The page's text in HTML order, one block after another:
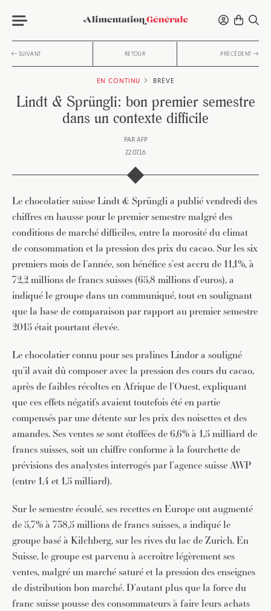
SUIVANT RETOUR PRÉCÉDENT
EN CONTINU BRÈVE
Lindt & Sprüngli: bon premier semestre
dans un contexte difficile
PAR AFP
22.07.16
Le chocolatier suisse Lindt & Sprüngli a publié vendredi des
chiffres en hausse pour le premier semestre malgré des
conditions de marché difficiles, entre la morosité du climat
de consommation et la pression des prix du cacao. Sur les six
premiers mois de l’année, son bénéfice s’est accru de 11,1%, à
72,2 millions de francs suisses (65,8 millions d’euros), a
indiqué le groupe dans un communiqué, tout en soulignant
que la base de comparaison par rapport au premier semestre
2015 était pourtant élevée.
Le chocolatier connu pour ses pralines Lindor a souligné
qu’il avait dû composer avec la pression des cours du cacao,
après de faibles récoltes en Afrique de l’Ouest, expliquant
que ces effets négatifs avaient toutefois été en partie
compensés par une détente sur les prix des noisettes et des
amandes. Ses ventes se sont étoffées de 6,6% à 1,5 milliard de
francs suisses, soit un chiffre conforme à la fourchette de
prévisions des analystes interrogés par l’agence suisse AWP
(entre 1,4 et 1,5 milliard).
Sur le semestre écoulé, ses recettes en Europe ont augmenté
de 5,7% à 738,5 millions de francs suisses, a indiqué le
groupe basé à Kilchberg, sur les rives du lac de Zurich. En
Suisse, le groupe est parvenu à accroître légèrement ses
ventes, malgré un marché saturé et la pression des enseignes
de distribution bon marché. D’autant plus que la force du
franc suisse pousse des consommateurs à faire leurs achats